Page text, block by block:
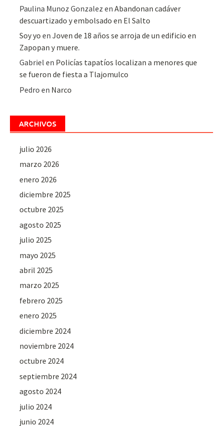
Paulina Munoz Gonzalez enAbandonan cadáver
descuartizado y embolsado en El Salto
Soy yo enJoven de 18 años se arroja de un edificio en
Zapopan y muere.
Gabriel en Policías tapatíos localizan a menores que
se fueron de fiesta a Tlajomulco
Pedro en Narco
ARCHIVOS
julio 2026
marzo 2026
enero 2026
diciembre 2025
octubre 2025
agosto 2025
julio 2025
mayo 2025
abril 2025
marzo 2025
febrero 2025
enero 2025
diciembre 2024
noviembre 2024
octubre 2024
septiembre 2024
agosto 2024
julio 2024
junio 2024